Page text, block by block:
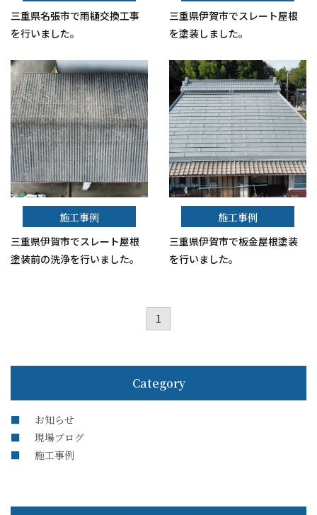
三重県名張市で雨樋交換工事
を行いました。
三重県伊賀市でスレート屋根
を塗装しました。
施工事例
三重県伊賀市でスレート屋根
塗装前の洗浄を行いました。
施工事例
三重県伊賀市で板金屋根塗装
を行いました。
1
Category
お知らせ
現場ブログ
施工事例